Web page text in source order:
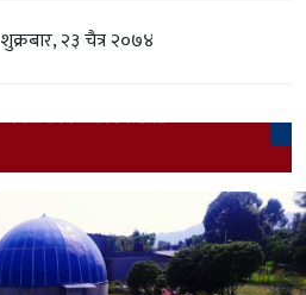
शुक्रबार, २३ चैत्र २०७४